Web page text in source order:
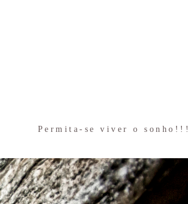
Permita-se viver o sonho!!!